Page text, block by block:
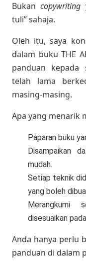
Bukancopywriting
tuli” sahaja.
Oleh itu, saya
dalam buku THE
panduan kepada
telah lama
masing-masing.
Apa yang menarik
Paparan buku
Disampaikan
mudah.
Setiap teknik
yang boleh
Merangkumi
disesuaikan
Anda hanya perlu
panduan di dalam